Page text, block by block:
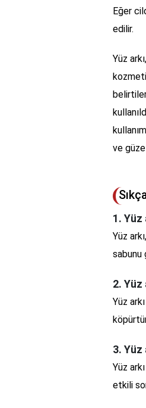
Eğer
edilir.
Yüz
ve
1. Yüz
Yüz
sabunu
2. Yüz
Yüz
3.
Yüz
etkili